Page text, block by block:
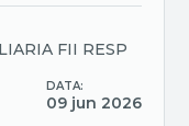
FII RESP
DATA:
09 jun 2026